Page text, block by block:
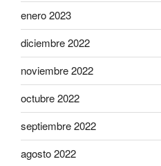
enero 2023
diciembre 2022
noviembre 2022
octubre 2022
septiembre 2022
agosto 2022